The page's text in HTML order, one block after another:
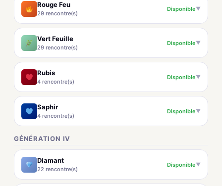
Rouge Feu
29 rencontre(s)
Disponible▼
Vert Feuille
29 rencontre(s)
Disponible▼
Rubis
4 rencontre(s)
Disponible▼
Saphir
4 rencontre(s)
Disponible▼
GÉNÉRATION IV
Diamant
22 rencontre(s)
Disponible▼